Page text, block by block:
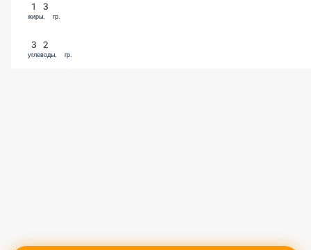
13
жиры, гр.
32
углеводы, гр.